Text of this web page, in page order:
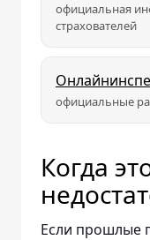
официальная
страхователей
официальные
Когда
Если прошлые